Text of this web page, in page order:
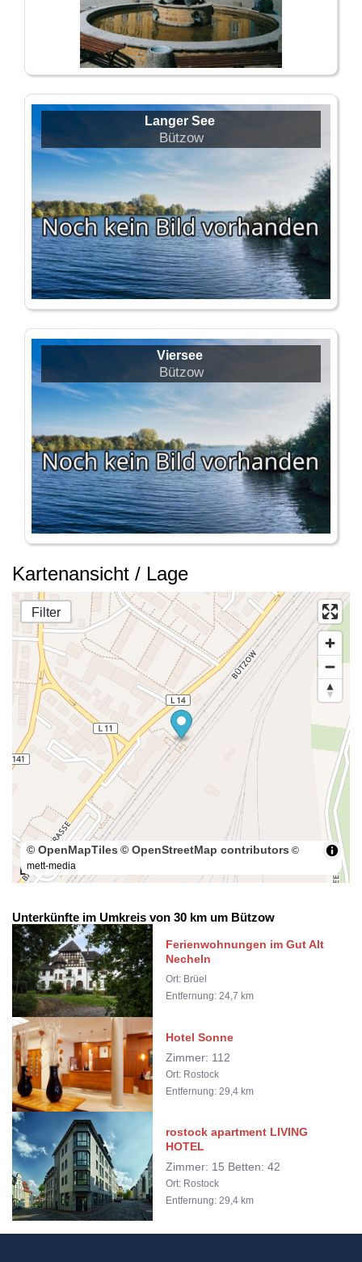
Langer See
Bützow
Viersee
Bützow
Kartenansicht / Lage
Filter
50 m
© OpenMapTiles © OpenStreetMap contributors ©
mett-media
Unterkünfte im Umkreis von 30 km um Bützow
Ferienwohnungen im Gut Alt
Necheln
Ort: Brüel
Entfernung: 24,7 km
Hotel Sonne
Zimmer: 112
Ort: Rostock
Entfernung: 29,4 km
rostock apartment LIVING
HOTEL
Zimmer: 15 Betten: 42
Ort: Rostock
Entfernung: 29,4 km